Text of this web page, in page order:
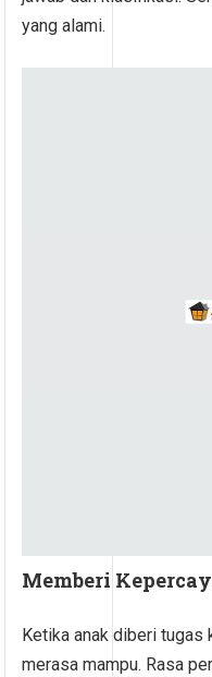
yang alami.
Memberi
Ketika anak diberi
merasa mampu. Rasa